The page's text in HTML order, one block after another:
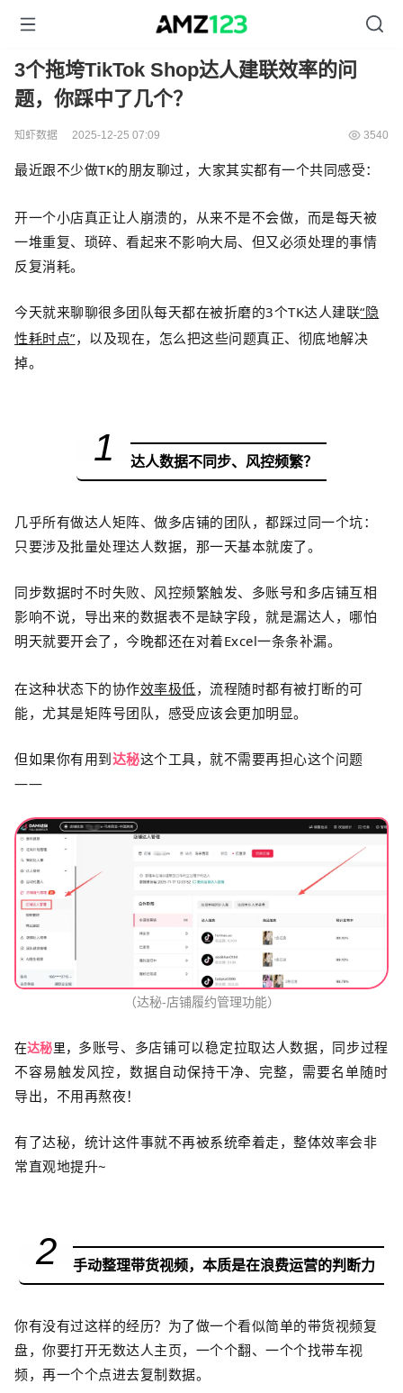
3个拖垮TikTok Shop达人建联效率的问
题，你踩中了几个？
知虾数据 2025-12-25 07:09 3540
最近跟不少做TK的朋友聊过，大家其实都有一个共同感受：
开一个小店真正让人崩溃的，从来不是不会做，而是每天被
一堆重复、琐碎、看起来不影响大局、但又必须处理的事情
反复消耗。
今天就来聊聊很多团队每天都在被折磨的3个TK达人建联“隐
性耗时点”，以及现在，怎么把这些问题真正、彻底地解决
掉。
1 达人数据不同步、风控频繁？
几乎所有做达人矩阵、做多店铺的团队，都踩过同一个坑：
只要涉及批量处理达人数据，那一天基本就废了。
同步数据时不时失败、风控频繁触发、多账号和多店铺互相
影响不说，导出来的数据表不是缺字段，就是漏达人， 哪怕
明天就要开会了 ，今晚都还在对着Excel一条条补漏。
在这种状态下的协作效率极低，流程随时都有被打断的可
能，尤其是矩阵号团队，感受应该会更加明显。
但如果你有用到达秘这个工具，就不需要再担心这个问题
——
（达秘-店铺履约管理功能）
在达秘里， 多账号、多店铺可以稳定拉取达人数据，同步过程
不容易触发风控，数据自动保持干净、完整，需要名单随时
导出，不用再熬夜！
有了达秘，统计这件事就不再被系统牵着走，整体效率会非
常直观地提升~
2 手动整理带货视频，本质是在浪费运营的判断力
你有没有过这样的经历？为了做一个看似简单的带货视频复
盘，你要打开无数达人主页，一个个翻、一个个找带车视
频，再一个个点进去复制数据。